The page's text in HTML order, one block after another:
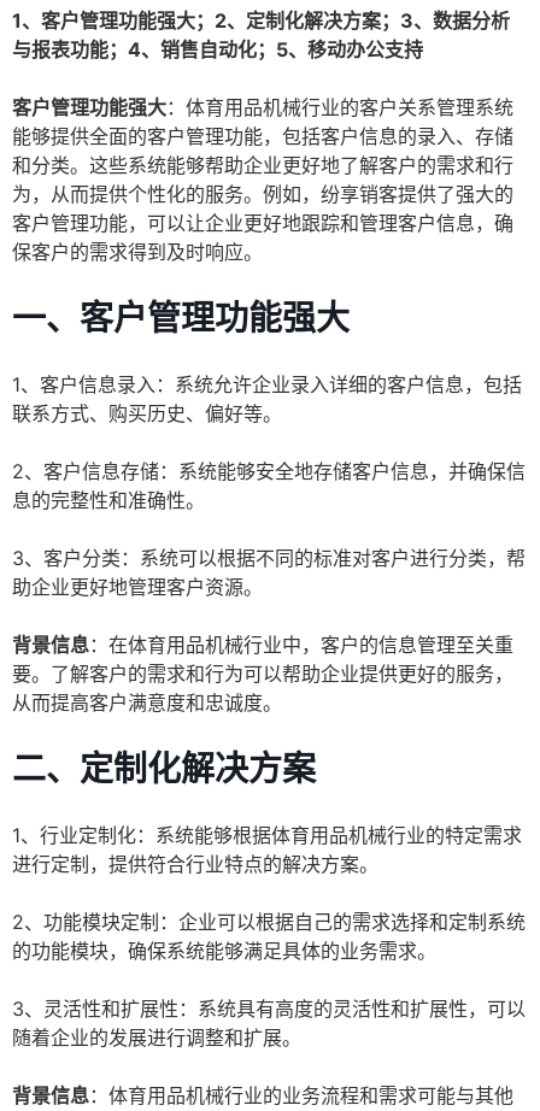
1、客户管理功能强大；2、定制化解决方案；3、数据分析
与报表功能；4、销售自动化；5、移动办公支持
客户管理功能强大：体育用品机械行业的客户关系管理系统
能够提供全面的客户管理功能，包括客户信息的录入、存储
和分类。这些系统能够帮助企业更好地了解客户的需求和行
为，从而提供个性化的服务。例如，纷享销客提供了强大的
客户管理功能，可以让企业更好地跟踪和管理客户信息，确
保客户的需求得到及时响应。
一、客户管理功能强大
1、客户信息录入：系统允许企业录入详细的客户信息，包括
联系方式、购买历史、偏好等。
2、客户信息存储：系统能够安全地存储客户信息，并确保信
息的完整性和准确性。
3、客户分类：系统可以根据不同的标准对客户进行分类，帮
助企业更好地管理客户资源。
背景信息：在体育用品机械行业中，客户的信息管理至关重
要。了解客户的需求和行为可以帮助企业提供更好的服务，
从而提高客户满意度和忠诚度。
二、定制化解决方案
1、行业定制化：系统能够根据体育用品机械行业的特定需求
进行定制，提供符合行业特点的解决方案。
2、功能模块定制：企业可以根据自己的需求选择和定制系统
的功能模块，确保系统能够满足具体的业务需求。
3、灵活性和扩展性：系统具有高度的灵活性和扩展性，可以
随着企业的发展进行调整和扩展。
背景信息：体育用品机械行业的业务流程和需求可能与其他